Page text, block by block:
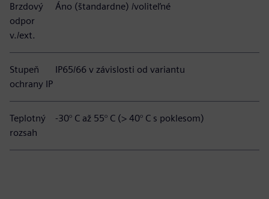
Brzdový
odpor
v./ext.
Áno (štandardne) /voliteľné
Stupeň
ochrany IP
IP65/66 v závislosti od variantu
Teplotný
rozsah
-30° C až 55° C (> 40° C s poklesom)